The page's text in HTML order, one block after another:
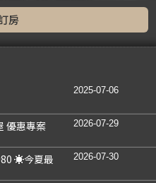
房
2025-07-06
優惠專案 2026-07-29
☀今夏最
2026-07-30